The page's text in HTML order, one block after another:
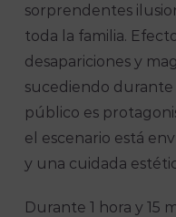
sorprendentes
toda la familia.
desapariciones y
sucediendo durante
público es
el escenario está
y una cuidada
Durante 1 hora y 15